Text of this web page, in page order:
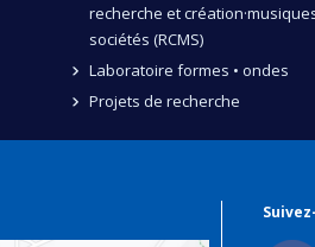
recherche et
sociétés (RCMS)
Laboratoire formes • ondes
Projets de recherche